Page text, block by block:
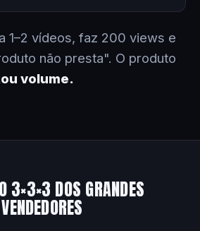
1–2 vídeos, faz 200 views e
não presta". O produto
volume.
3×3×3 DOS GRANDES
VENDEDORES